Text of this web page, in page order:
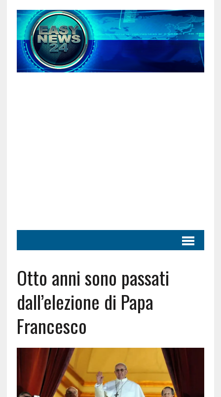
Otto anni sono passati
dall’elezione di Papa
Francesco